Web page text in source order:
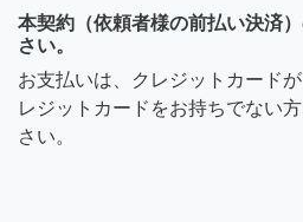
本契約（依頼者様の前払い決済
さい。
お支払いは、クレジットカード
レジットカードをお持ちでない
さい。